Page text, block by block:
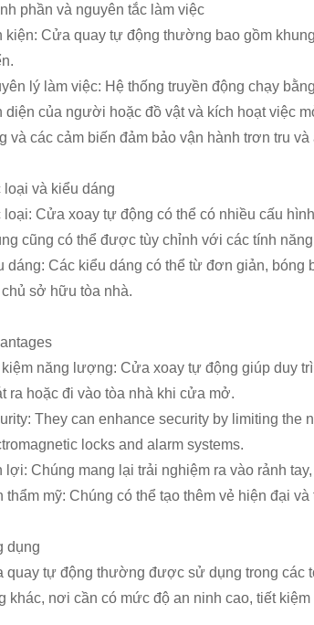
phần và nguyên tắc làm việc
kiện: Cửa quay tự động thường bao gồm
lý làm việc: Hệ thống truyền động chạy
diện của người hoặc đồ vật và kích hoạt việc
và các cảm biến đảm bảo vận hành trơn tru và
loại và kiểu dáng
loại: Cửa xoay tự động có thể có nhiều cấu
cũng có thể được tùy chỉnh với các tính
dáng: Các kiểu dáng có thể từ đơn giản, bóng
sở hữu tòa nhà.
kiệm năng lượng: Cửa xoay tự động giúp duy
ra hoặc đi vào tòa nhà khi cửa mở.
They can enhance security by limiting the
locks and alarm systems.
lợi: Chúng mang lại trải nghiệm ra vào rảnh
thẩm mỹ: Chúng có thể tạo thêm vẻ hiện đại
dụng
quay tự động thường được sử dụng trong các
khác, nơi cần có mức độ an ninh cao, tiết